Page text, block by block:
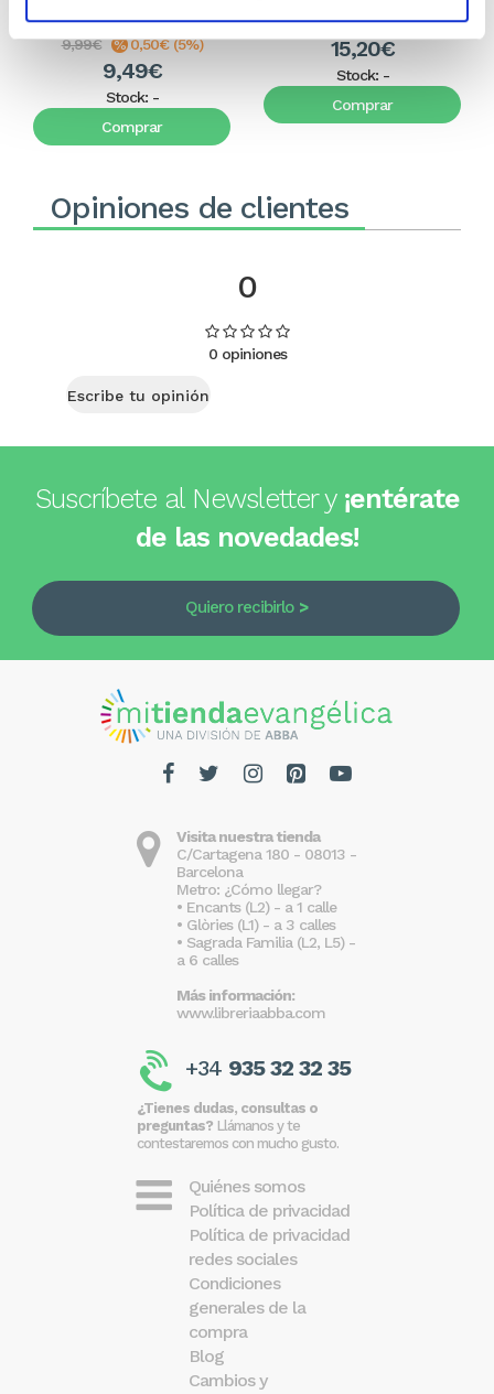
9,99€ 0,50€ (5%)
9,49€
Stock: -
Comprar
16,00€ 0,80€ (5%)
15,20€
Stock: -
Comprar
Opiniones de clientes
0
0 opiniones
Escribe tu opinión
Suscríbete al Newsletter y ¡entérate
de las novedades!
Quiero recibirlo
Visita nuestra tienda
C/Cartagena 180 - 08013 -
Barcelona
Metro: ¿Cómo llegar?
• Encants (L2) - a 1 calle
• Glòries (L1) - a 3 calles
• Sagrada Familia (L2, L5) -
a 6 calles
Más información:
www.libreriaabba.com
+34 935 32 32 35
¿Tienes dudas, consultas o
preguntas? Llámanos y te
contestaremos con mucho gusto.
Quiénes somos
Política de privacidad
Política de privacidad
redes sociales
Condiciones
generales de la
compra
Blog
Cambios y